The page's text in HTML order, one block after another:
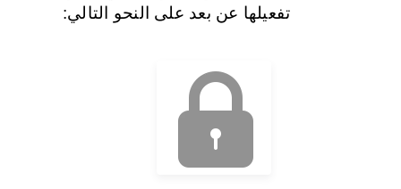
تفعيلها عن بعد على النحو التالي: